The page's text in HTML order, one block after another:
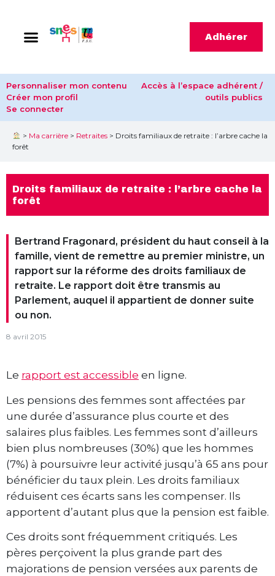
Adhérer
Personnaliser mon contenu
Créer mon profil
Se connecter
Accès à l’espace adhérent /
outils publics
> Ma carrière> Retraites> Droits familiaux de retraite : l’arbre cache la
forêt
Droits familiaux de retraite : l’arbre cache la
forêt
Bertrand Fragonard, président du haut conseil à la
famille, vient de remettre au premier ministre, un
rapport sur la réforme des droits familiaux de
retraite. Le rapport doit être transmis au
Parlement, auquel il appartient de donner suite
ou non.
8 avril 2015
Le rapport est accessible en ligne.
Les pensions des femmes sont affectées par
une durée d’assurance plus courte et des
salaires plus faibles. Les femmes sont d’ailleurs
bien plus nombreuses (30%) que les hommes
(7%) à poursuivre leur activité jusqu’à 65 ans pour
bénéficier du taux plein. Les droits familiaux
réduisent ces écarts sans les compenser. Ils
apportent d’autant plus que la pension est faible.
Ces droits sont fréquemment critiqués. Les
pères perçoivent la plus grande part des
majorations de pension versées aux parents de